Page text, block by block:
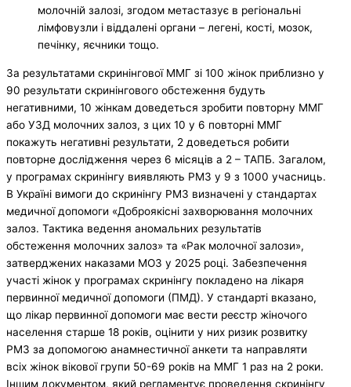
молочній залозі, згодом метастазує в регіональні
лімфовузли і віддалені органи – легені, кості, мозок,
печінку, яєчники тощо.
За результатами скринінгової ММГ зі 100 жінок приблизно у
90 результати скринінгового обстеження будуть
негативними, 10 жінкам доведеться зробити повторну ММГ
або УЗД молочних залоз, з цих 10 у 6 повторні ММГ
покажуть негативні результати, 2 доведеться робити
повторне дослідження через 6 місяців а 2 – ТАПБ. Загалом,
у програмах скринінгу виявляють РМЗ у 9 з 1000 учасниць.
В Україні вимоги до скринінгу РМЗ визначені у стандартах
медичної допомоги «Доброякісні захворювання молочних
залоз. Тактика ведення аномальних результатів
обстеження молочних залоз» та «Рак молочної залози»,
затверджених наказами МОЗ у 2025 році. Забезпечення
участі жінок у програмах скринінгу покладено на лікаря
первинної медичної допомоги (ПМД). У стандарті вказано,
що лікар первинної допомоги має вести реєстр жіночого
населення старше 18 років, оцінити у них ризик розвитку
РМЗ за допомогою анамнестичної анкети та направляти
всіх жінок вікової групи 50-69 років на ММГ 1 раз на 2 роки.
Іншим документом, який регламентує проведення скринінгу